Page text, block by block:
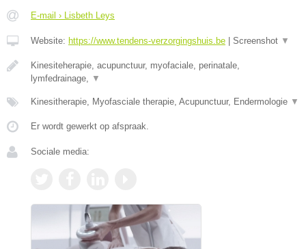
E-mail › Lisbeth Leys
Website: https://www.tendens-verzorgingshuis.be Screenshot ▼
Kinesiteherapie, acupunctuur, myofaciale, perinatale,
lymfedrainage, ▼
Kinesitherapie, Myofasciale therapie, Acupunctuur, Endermologie ▼
Er wordt gewerkt op afspraak.
Sociale media: